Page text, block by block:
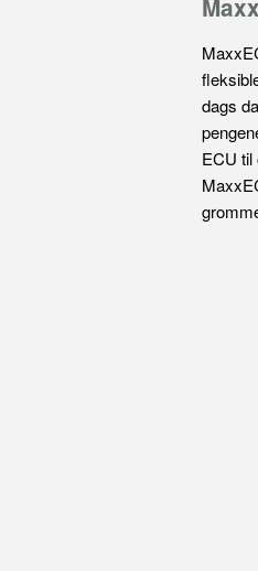
dags
ECU til